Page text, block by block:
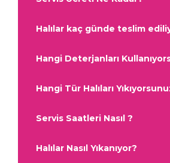
Halılar kaç günde teslim
Hangi Deterjanları
Hangi Tür Halıları
Servis Saatleri Nasıl ?
Halılar Nasıl Yıkanıyor?